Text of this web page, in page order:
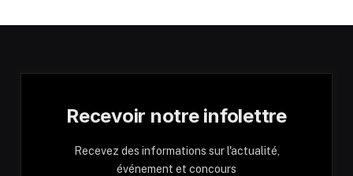
Recevoir notre infolettre
Recevez des informations sur l'actualité,
événement et concours